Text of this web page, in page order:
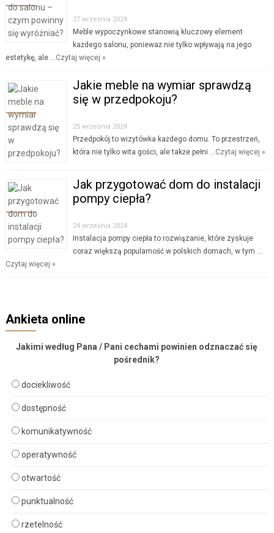
27 września 2024
Meble wypoczynkowe stanowią kluczowy element
każdego salonu, ponieważ nie tylko wpływają na jego
estetykę, ale …Czytaj więcej »
Jakie meble na wymiar sprawdzą
się w przedpokoju?
25 września 2024
Przedpokój to wizytówka każdego domu. To przestrzeń,
która nie tylko wita gości, ale także pełni …Czytaj więcej »
Jak przygotować dom do instalacji
pompy ciepła?
24 września 2024
Instalacja pompy ciepła to rozwiązanie, które zyskuje
coraz większą popularność w polskich domach, w tym …
Czytaj więcej »
Ankieta online
Jakimi według Pana / Pani cechami powinien odznaczać się
pośrednik?
dociekliwość
dostępność
komunikatywność
operatywność
otwartość
punktualność
rzetelność